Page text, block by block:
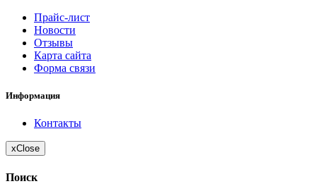
Прайс-лист
Новости
Отзывы
Карта сайта
Форма связи
Информация
Контакты
xClose
Поиск